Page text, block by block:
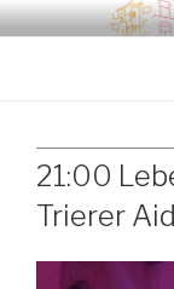
Zum
Inhalt
.sredna – anders.
21:00
Trierer